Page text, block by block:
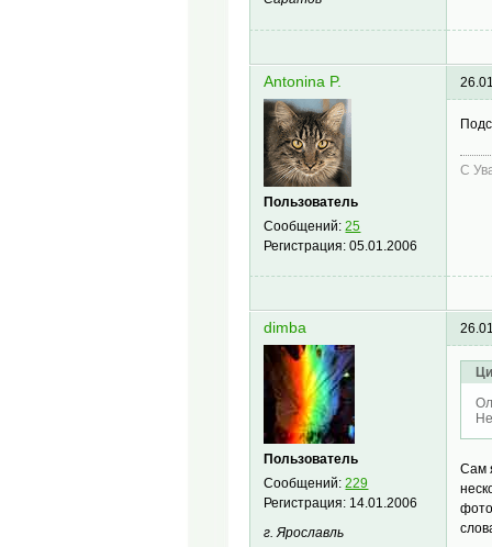
Antonina P.
Пользователь
Сообщений:25
Регистрация:05.01.2006
С
dimba
Пользователь
Сообщений:229
Регистрация: 14.01.2006
г. Ярославль
Сам